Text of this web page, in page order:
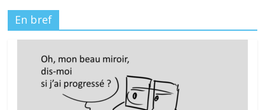
En bref